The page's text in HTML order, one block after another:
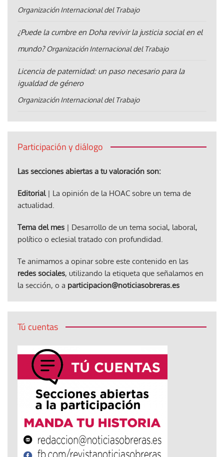
Organización Internacional del Trabajo
¿Puede la cumbre en Doha revivir la justicia social en el
mundo? Organización Internacional del Trabajo
Licencia de paternidad: un paso necesario para la
igualdad de género
Organización Internacional del Trabajo
Participación y diálogo
Las secciones abiertas a tu valoración son:
Editorial| La opinión de la HOAC sobre un tema de
actualidad.
Tema del mes | Desarrollo de un tema social, laboral,
político o eclesial tratado con profundidad.
Te animamos a opinar sobre este contenido en las
redes sociales, utilizando la etiqueta que señalamos en
la sección, o a participacion@noticiasobreras.es
Tú cuentas